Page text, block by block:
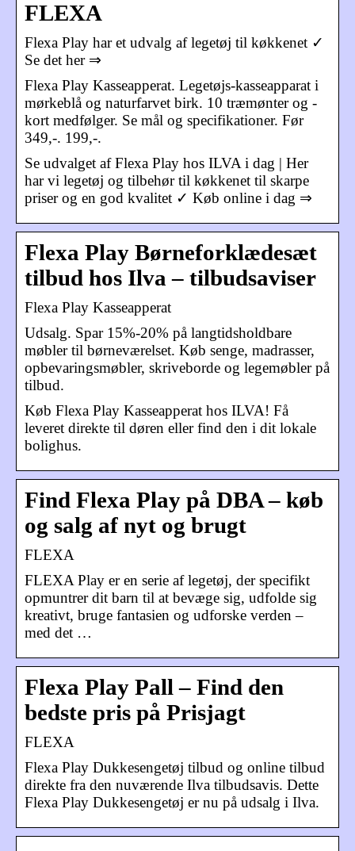
FLEXA
Flexa Play har et udvalg af legetøj til køkkenet ✓
Se det her ⇒
Flexa Play Kasseapperat. Legetøjs-kasseapparat i
mørkeblå og naturfarvet birk. 10 træmønter og -
kort medfølger. Se mål og specifikationer. Før
349,-. 199,-.
Se udvalget af Flexa Play hos ILVA i dag | Her
har vi legetøj og tilbehør til køkkenet til skarpe
priser og en god kvalitet ✓ Køb online i dag ⇒
Flexa Play Børneforklædesæt
tilbud hos Ilva – tilbudsaviser
Flexa Play Kasseapperat
Udsalg. Spar 15%-20% på langtidsholdbare
møbler til børneværelset. Køb senge, madrasser,
opbevaringsmøbler, skriveborde og legemøbler på
tilbud.
Køb Flexa Play Kasseapperat hos ILVA! Få
leveret direkte til døren eller find den i dit lokale
bolighus.
Find Flexa Play på DBA – køb
og salg af nyt og brugt
FLEXA
FLEXA Play er en serie af legetøj, der specifikt
opmuntrer dit barn til at bevæge sig, udfolde sig
kreativt, bruge fantasien og udforske verden –
med det …
Flexa Play Pall – Find den
bedste pris på Prisjagt
FLEXA
Flexa Play Dukkesengetøj tilbud og online tilbud
direkte fra den nuværende Ilva tilbudsavis. Dette
Flexa Play Dukkesengetøj er nu på udsalg i Ilva.